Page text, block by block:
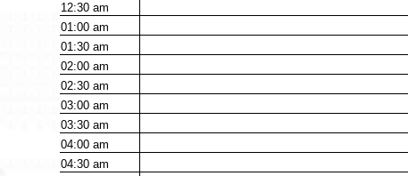
12:30am
01:00am
01:30am
02:00am
02:30am
03:00am
03:30am
04:00am
04:30am